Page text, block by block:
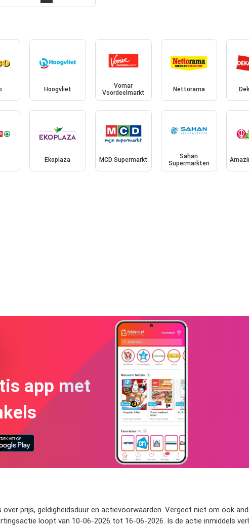
Hoogvliet
Vomar
Voordeelmarkt
Nettorama
Ekoplaza MCD Supermarkt
Sahan
Supermarkten
app met
prijs, geldigheidsduur en actievoorwaarden. Vergeet niet om ook
loopt van 10-06-2026 tot 16-06-2026. Is de actie inmiddels